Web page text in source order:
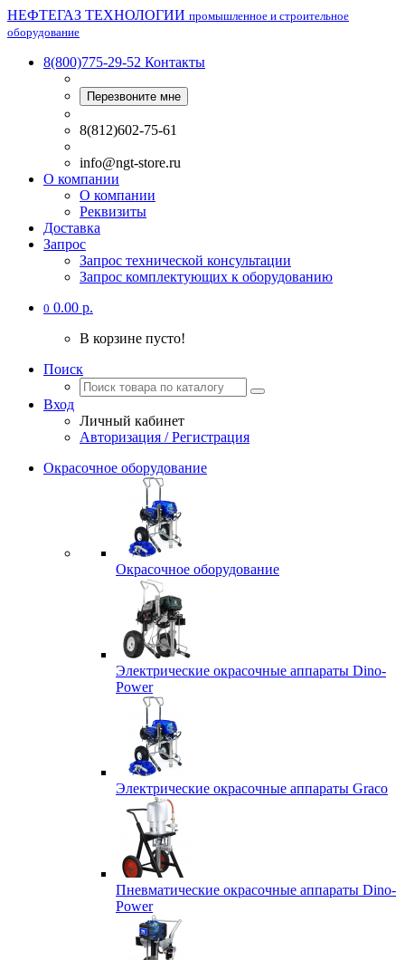
НЕФТЕГАЗ ТЕХНОЛОГИИ промышленное и строительное
оборудование
8(800)775-29-52 Контакты
Перезвоните мне
8(812)602-75-61
info@ngt-store.ru
О компании
О компании
Реквизиты
Доставка
Запрос
Запрос технической консультации
Запрос комплектующих к оборудованию
0 0.00 р.
В корзине пусто!
Поиск
Вход
Личный кабинет
Авторизация / Регистрация
Окрасочное оборудование
Окрасочное оборудование
Электрические окрасочные аппараты Dino-
Power
Электрические окрасочные аппараты Graco
Пневматические окрасочные аппараты Dino-
Power